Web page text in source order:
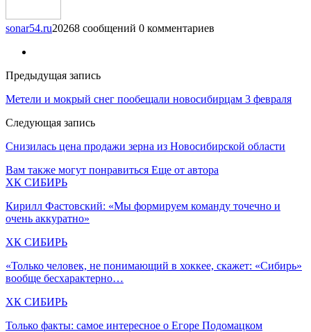
sonar54.ru20268 сообщений 0 комментариев
Предыдущая запись
Метели и мокрый снег пообещали новосибирцам 3 февраля
Следующая запись
Снизилась цена продажи зерна из Новосибирской области
Вам также могут понравиться Еще от автора
ХК СИБИРЬ
Кирилл Фастовский: «Мы формируем команду точечно и
очень аккуратно»
ХК СИБИРЬ
«Только человек, не понимающий в хоккее, скажет: «Сибирь»
вообще бесхарактерно…
ХК СИБИРЬ
Только факты: самое интересное о Егоре Подомацком